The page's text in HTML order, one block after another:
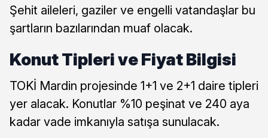
Şehit aileleri, gaziler ve engelli vatandaşlar bu
şartların bazılarından muaf olacak.
Konut Tipleri ve Fiyat Bilgisi
TOKİ Mardin projesinde 1+1 ve 2+1 daire tipleri
yer alacak. Konutlar %10 peşinat ve 240 aya
kadar vade imkanıyla satışa sunulacak.